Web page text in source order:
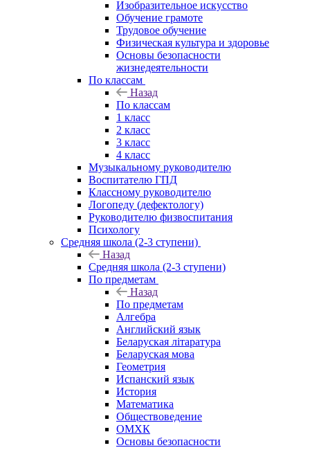
Изобразительное искусство
Обучение грамоте
Трудовое обучение
Физическая культура и здоровье
Основы безопасности
жизнедеятельности
По классам
Назад
По классам
1 класс
2 класс
3 класс
4 класс
Музыкальному руководителю
Воспитателю ГПД
Классному руководителю
Логопеду (дефектологу)
Руководителю физвоспитания
Психологу
Средняя школа (2-3 ступени)
Назад
Средняя школа (2-3 ступени)
По предметам
Назад
По предметам
Алгебра
Английский язык
Беларуская літаратура
Беларуская мова
Геометрия
Испанский язык
История
Математика
Обществоведение
ОМХК
Основы безопасности